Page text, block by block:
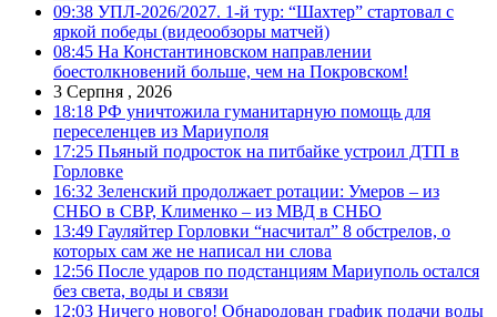
09:38 УПЛ-2026/2027. 1-й тур: “Шахтер” стартовал с
яркой победы (видеообзоры матчей)
08:45 На Константиновском направлении
боестолкновений больше, чем на Покровском!
3 Серпня , 2026
18:18 РФ уничтожила гуманитарную помощь для
переселенцев из Мариуполя
17:25 Пьяный подросток на питбайке устроил ДТП в
Горловке
16:32 Зеленский продолжает ротации: Умеров – из
СНБО в СВР, Клименко – из МВД в СНБО
13:49 Гауляйтер Горловки “насчитал” 8 обстрелов, о
которых сам же не написал ни слова
12:56 После ударов по подстанциям Мариуполь остался
без света, воды и связи
12:03 Ничего нового! Обнародован график подачи воды